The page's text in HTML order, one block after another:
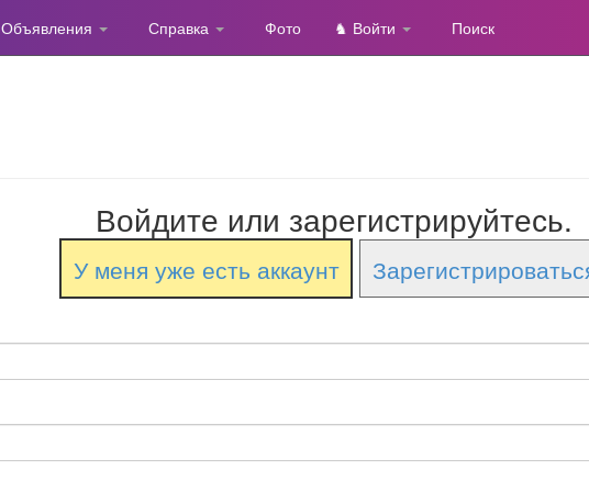
Объявления Справка Фото ♞ Войти Поиск
Войдите или зарегистрируйтесь.
У меня уже есть аккаунт